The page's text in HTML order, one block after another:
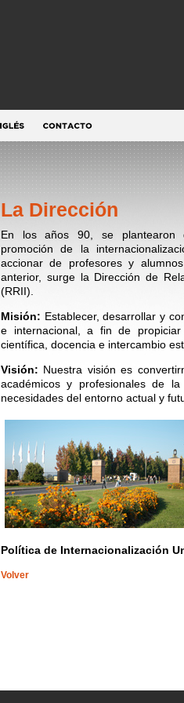
La Dirección
En los años 90, se plantearon
promoción de la
accionar de profesores y
anterior, surge la Dirección de
(RRII).
Misión: Establecer, desarrollar y
e internacional, a fin de
científica, docencia e intercambio
Visión: Nuestra visión es
académicos y profesionales de
necesidades del entorno actual y
Política de Internacionalización
Volver